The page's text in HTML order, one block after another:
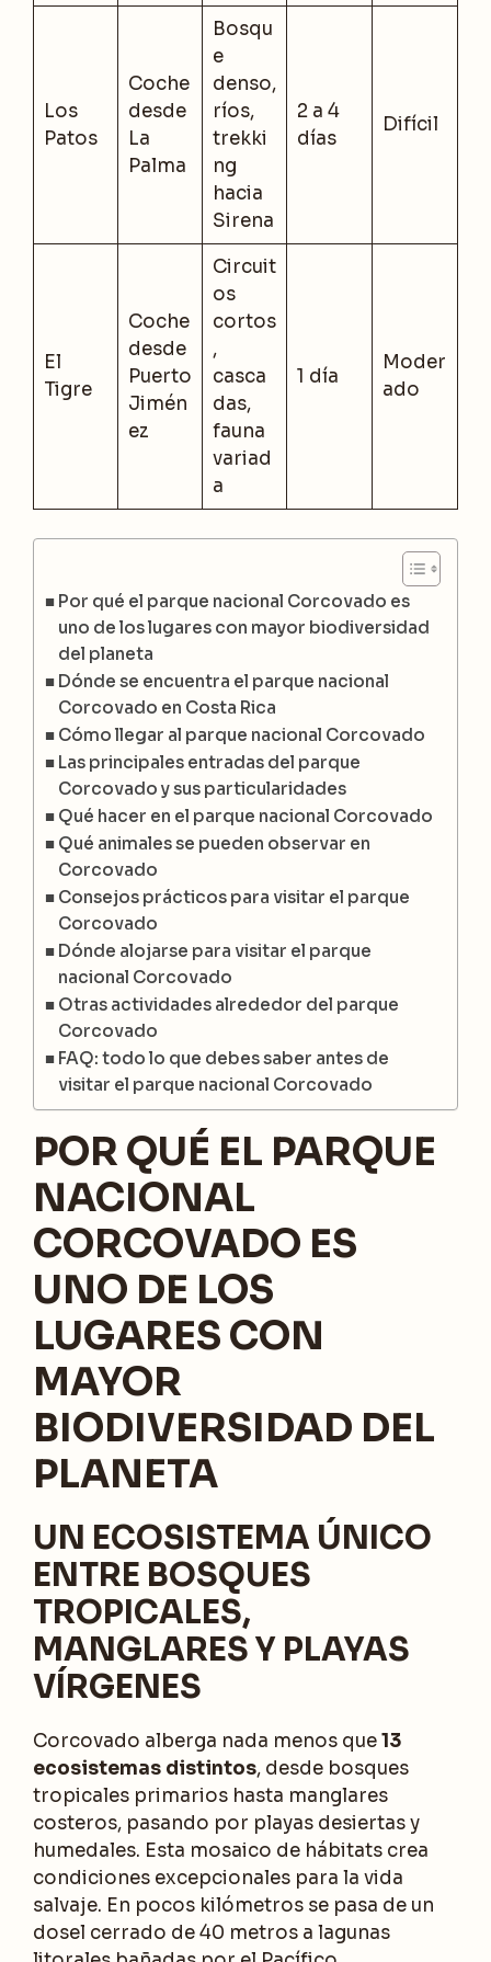
Los
Patos
Coche
desde
La
Palma
Bosqu
e
denso,
ríos,
trekki
ng
hacia
Sirena
2 a 4
días
Difícil
El
Tigre
Coche
desde
Puerto
Jimén
ez
Circuit
os
cortos
,
casca
das,
fauna
variad
a
1 día
Moder
ado
Por qué el parque nacional Corcovado es
uno de los lugares con mayor biodiversidad
del planeta
Dónde se encuentra el parque nacional
Corcovado en Costa Rica
Cómo llegar al parque nacional Corcovado
Las principales entradas del parque
Corcovado y sus particularidades
Qué hacer en el parque nacional Corcovado
Qué animales se pueden observar en
Corcovado
Consejos prácticos para visitar el parque
Corcovado
Dónde alojarse para visitar el parque
nacional Corcovado
Otras actividades alrededor del parque
Corcovado
FAQ: todo lo que debes saber antes de
visitar el parque nacional Corcovado
POR QUÉ EL PARQUE
NACIONAL
CORCOVADO ES
UNO DE LOS
LUGARES CON
MAYOR
BIODIVERSIDAD DEL
PLANETA
UN ECOSISTEMA ÚNICO
ENTRE BOSQUES
TROPICALES,
MANGLARES Y PLAYAS
VÍRGENES
Corcovado alberga nada menos que13
ecosistemas distintos, desde bosques
tropicales primarios hasta manglares
costeros, pasando por playas desiertas y
humedales. Esta mosaico de hábitats crea
condiciones excepcionales para la vida
salvaje. En pocos kilómetros se pasa de un
dosel cerrado de 40 metros a lagunas